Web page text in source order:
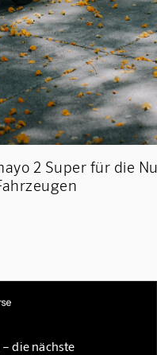
2 Super für die
die nächste